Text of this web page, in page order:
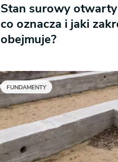
Stan surowy otwarty
co oznacza i jaki
obejmuje?
FUNDAMENTY